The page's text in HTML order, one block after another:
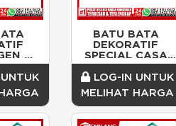
DOS
BATU BATA
DEKORATIF
SPECIAL CASA
DGN
MARMO/ANDESIT
CASA
ALEXANDRIA/DOS
LOG-IN UNTUK
MELIHAT HARGA